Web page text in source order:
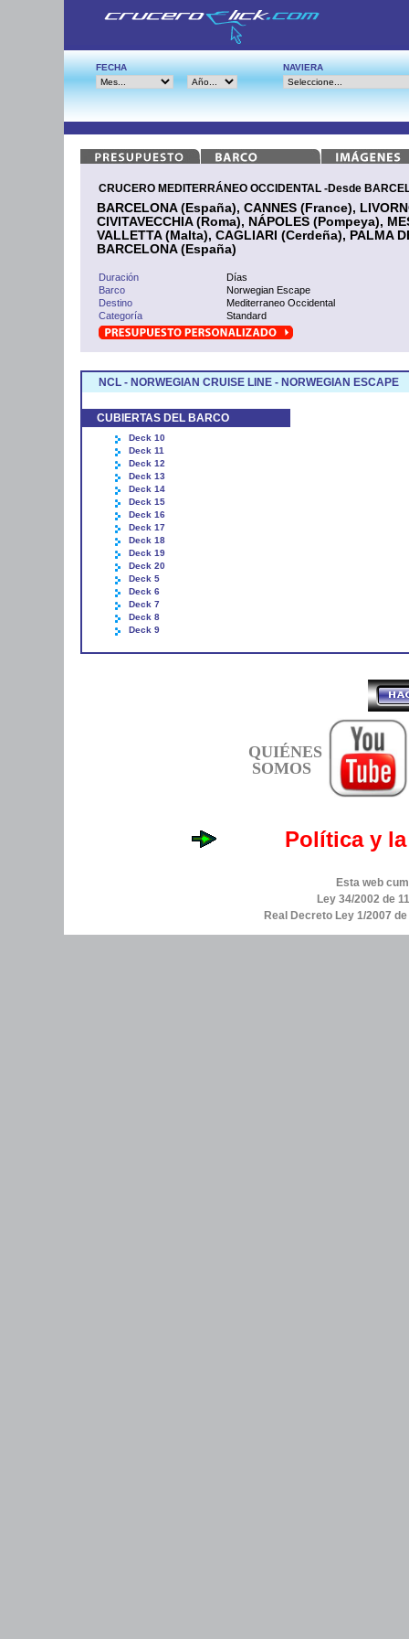
FECHA NAVIERA
CRUCERO MEDITERRÁNEO OCCIDENTAL -Desde
BARCELONA (España), CANNES (France),
CIVITAVECCHIA (Roma), NÁPOLES (Pompeya),
VALLETTA (Malta), CAGLIARI (Cerdeña), PALMA
BARCELONA (España)
Duración
Días
Barco
Norwegian Escape
Destino
Mediterraneo Occidental
Categoría
Standard
NCL - NORWEGIAN CRUISE LINE - NORWEGIAN ESCAPE
CUBIERTAS DEL BARCO
Deck 10
Deck 11
Deck 12
Deck 13
Deck 14
Deck 15
Deck 16
Deck 17
Deck 18
Deck 19
Deck 20
Deck 5
Deck 6
Deck 7
Deck 8
Deck 9
QUIÉNES
SOMOS
Política y
Esta web
Ley 34/2002 de
Real Decreto Ley 1/2007